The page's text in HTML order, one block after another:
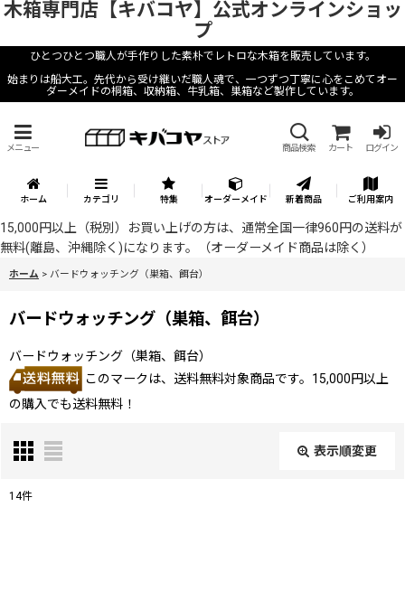
木箱専門店【キバコヤ】公式オンラインショッ
プ
ひとつひとつ職人が手作りした素朴でレトロな木箱を販売しています。
始まりは船大工。先代から受け継いだ職人魂で、一つずつ丁寧に心をこめてオー
ダーメイドの桐箱、収納箱、牛乳箱、巣箱など製作しています。
メニュー 商品検索 カート ログイン
ホーム カテゴリ 特集 オーダーメイド 新着商品 ご利用案内
15,000円以上（税別）お買い上げの方は、通常全国一律960円の送料が
無料(離島、沖縄除く)になります。（オーダーメイド商品は除く）
ホーム > バードウォッチング（巣箱、餌台）
バードウォッチング（巣箱、餌台）
バードウォッチング（巣箱、餌台）
このマークは、送料無料対象商品です。15,000円以上
の購入でも送料無料！
表示順変更
14件